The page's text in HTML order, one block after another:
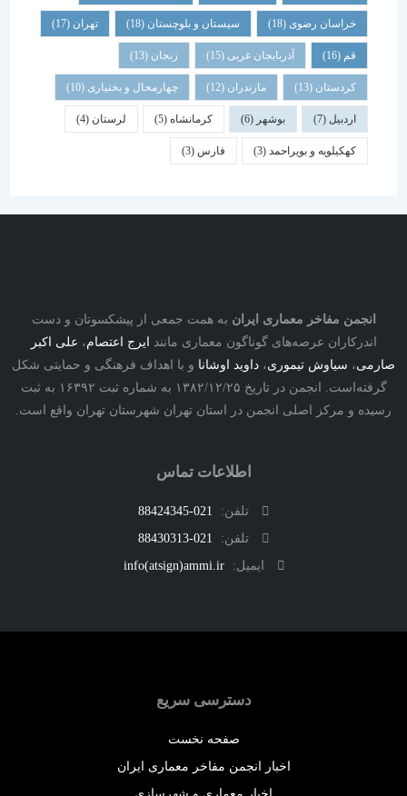
خراسان رضوی(18) سیستان و بلوچستان(18) تهران
آذربایجان غربی(15) زنجان
کردستان(13) مازندران(12) چهارمحال و بختیاری (10)
بوشهر کرمانشاه(5) لرستان (4)
کهکیلویه و بویراحمد(3) فارس
مفاخر معماری ایرانبه همت جمعی از پیشکسوتان و دست
عرصه‌های گوناگون معماری مانندایرج اعتصام،علی اکبر
،سیاوش تیموری،داوید اوشاناو با اهداف فرهنگی و حمایتی شکل
گرفته‌است. انجمن در تاریخ ۱۳۸۲/۱۲/۲۵ به شماره ثبت ۱۶۳۹۲ به ثبت
و مرکز اصلی انجمن در استان تهران شهرستان تهران واقع است.
اطلاعات تماس
تلفن:
021-88424345
تلفن:
021-88430313
ایمیل:
info(atsign)ammi.ir
دسترسی سریع
صفحه نخست
اخبار انجمن مفاخر معماری ایران